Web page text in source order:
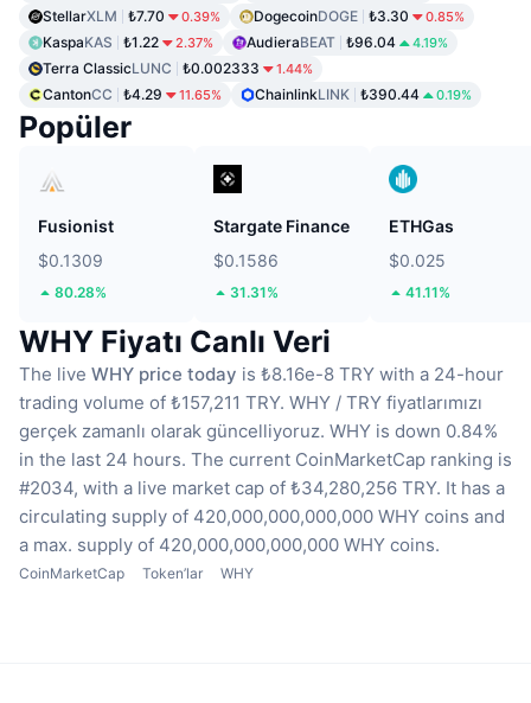
StellarXLM ₺7.70 0.39% DogecoinDOGE ₺3.30 0.85%
KaspaKAS ₺1.22 2.37% AudieraBEAT ₺96.04 4.19%
Terra ClassicLUNC ₺0.002333 1.44%
CantonCC ₺4.29 11.65% ChainlinkLINK ₺390.44 0.19%
Popüler
Fusionist
$0.1309
80.28%
Stargate Finance
$0.1586
31.31%
ETHGas
$0.025
41.11%
WHY Fiyatı Canlı Veri
The live WHY price today is ₺8.16e-8 TRY with a 24-hour
trading volume of ₺157,211 TRY. WHY / TRY fiyatlarımızı
gerçek zamanlı olarak güncelliyoruz. WHY is down 0.84%
in the last 24 hours. The current CoinMarketCap ranking is
#2034, with a live market cap of ₺34,280,256 TRY. It has a
circulating supply of 420,000,000,000,000 WHY coins and
a max. supply of 420,000,000,000,000 WHY coins.
CoinMarketCap Token’lar WHY